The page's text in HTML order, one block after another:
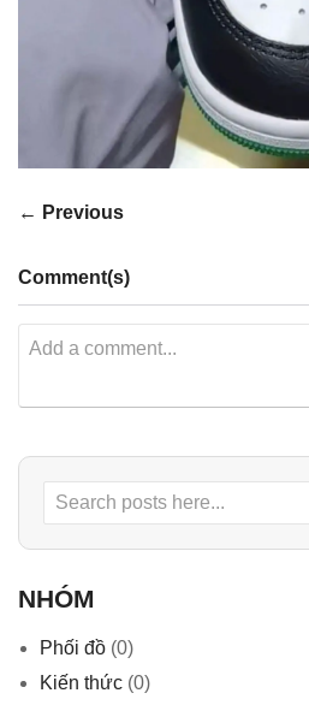
← Previous
Comment(s)
Search
NHÓM
Phối đồ (0)
Kiến thức (0)